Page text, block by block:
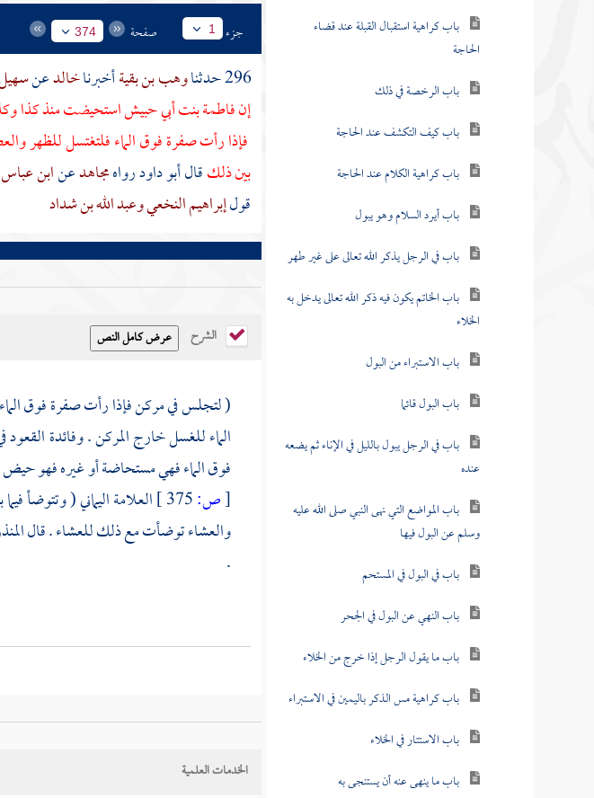
باب كراهية استقبال القبلة عند قضاء
الحاجة
باب الرخصة في ذلك
باب كيف التكشف عند الحاجة
باب كراهية الكلام عند الحاجة
باب أيرد السلام وهو يبول
باب في الرجل يذكر الله تعالى على غير طهر
باب الخاتم يكون فيه ذكر الله تعالى يدخل به
الخلاء
باب الاستبراء من البول
باب البول قائما
باب في الرجل يبول بالليل في الإناء ثم يضعه
عنده
باب المواضع التي نهى النبي صلى الله عليه
وسلم عن البول فيها
باب في البول في المستحم
باب النهي عن البول في الجحر
باب ما يقول الرجل إذا خرج من الخلاء
باب كراهية مس الذكر باليمين في الاستبراء
باب الاستتار في الخلاء
باب ما ينهى عنه أن يستنجى به
جزء 1 صفحة 374
296 حدثنا وهب بن بقيةأخبرناخالدعن
إنفاطمة بنت أبي حبيشاستحيضت منذ كذا
فإذا رأت صفرة فوق الماء فلتغتسل للظهر
بين ذلكقال أبو داود رواهمجاهدعنابن عباس
قولإبراهيم النخعيوعبد الله بن شداد
الشرح
( لتجلس في مركن فإذا رأت صفرة فوق
الماء للغسل خارج المركن . وفائدة القعود
فوق الماء فهي مستحاضة أو غيره فهو حيض
[ص: العلامةاليماني( وتتوضأ
والعشاء توضأت مع ذلك للعشاء . قال
.
الخدمات العلمية